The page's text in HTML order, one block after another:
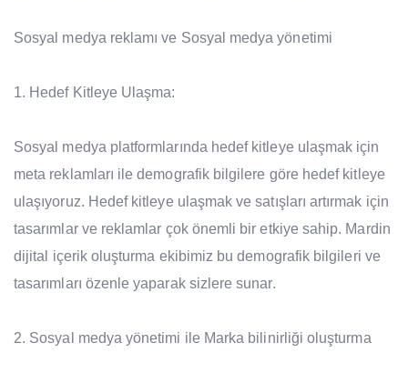
Sosyal medya reklamı ve Sosyal medya yönetimi
Hedef Kitleye Ulaşma:
Sosyal medya platformlarında hedef kitleye ulaşmak için
meta reklamları ile demografik bilgilere göre hedef kitleye
ulaşıyoruz. Hedef kitleye ulaşmak ve satışları artırmak için
tasarımlar ve reklamlar çok önemli bir etkiye sahip. Mardin
dijital içerik oluşturma ekibimiz bu demografik bilgileri ve
tasarımları özenle yaparak sizlere sunar.
Sosyal medya yönetimi ile Marka bilinirliği oluşturma